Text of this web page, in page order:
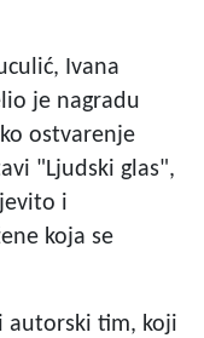
Ivana
je nagradu
ostvarenje
"Ljudski glas",
i
koja se
autorski tim, koji